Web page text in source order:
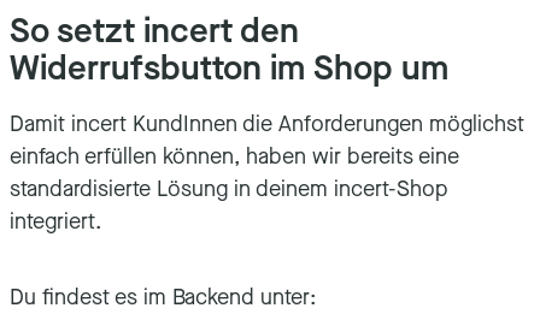
So setzt incert den
Widerrufsbutton im Shop um
Damit incert KundInnen die Anforderungen möglichst
einfach erfüllen können, haben wir bereits eine
standardisierte Lösung in deinem incert-Shop
integriert.
Du findest es im Backend unter: